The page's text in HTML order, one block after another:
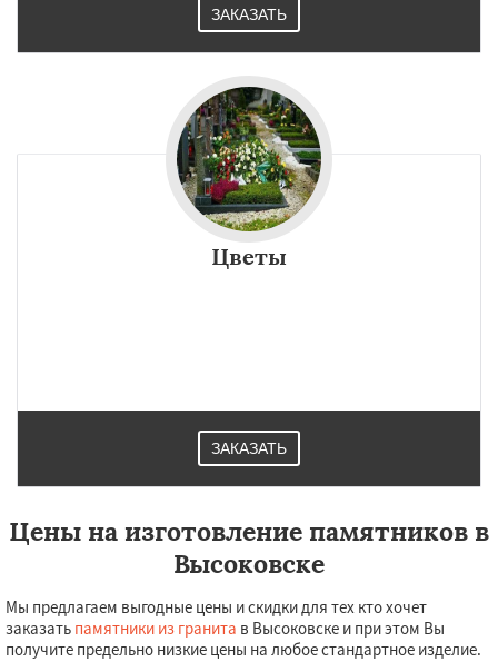
ЗАКАЗАТЬ
Цветы
ЗАКАЗАТЬ
Цены на изготовление памятников в
Высоковске
Мы предлагаем выгодные цены и скидки для тех кто хочет
заказать памятники из гранита в Высоковске и при этом Вы
получите предельно низкие цены на любое стандартное изделие.